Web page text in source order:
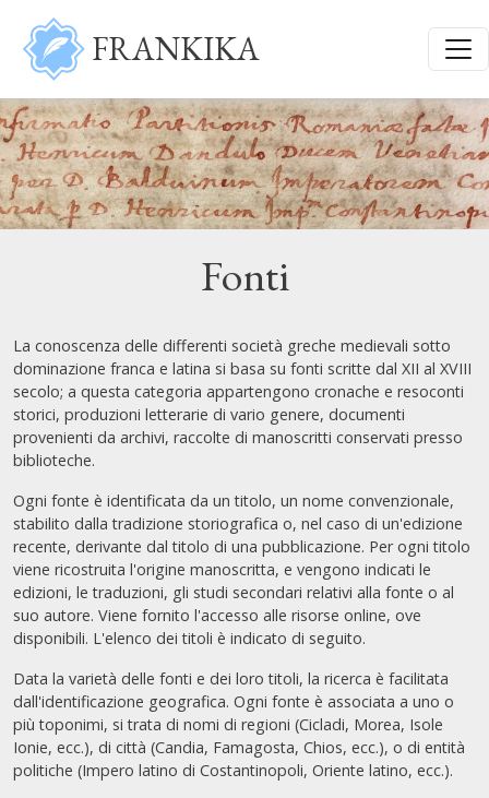
Salta al contenuto principale
FRANKIKA
Fonti
La conoscenza delle differenti società greche medievali sotto
dominazione franca e latina si basa su fonti scritte dal XII al XVIII
secolo; a questa categoria appartengono cronache e resoconti
storici, produzioni letterarie di vario genere, documenti
provenienti da archivi, raccolte di manoscritti conservati presso
biblioteche.
Ogni fonte è identificata da un titolo, un nome convenzionale,
stabilito dalla tradizione storiografica o, nel caso di un'edizione
recente, derivante dal titolo di una pubblicazione. Per ogni titolo
viene ricostruita l'origine manoscritta, e vengono indicati le
edizioni, le traduzioni, gli studi secondari relativi alla fonte o al
suo autore. Viene fornito l'accesso alle risorse online, ove
disponibili. L'elenco dei titoli è indicato di seguito.
Data la varietà delle fonti e dei loro titoli, la ricerca è facilitata
dall'identificazione geografica. Ogni fonte è associata a uno o
più toponimi, si trata di nomi di regioni (Cicladi, Morea, Isole
Ionie, ecc.), di città (Candia, Famagosta, Chios, ecc.), o di entità
politiche (Impero latino di Costantinopoli, Oriente latino, ecc.).